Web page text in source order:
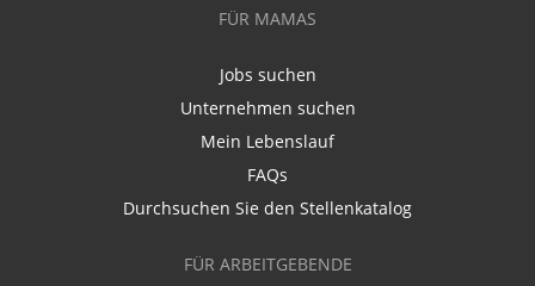
FÜR MAMAS
Jobs suchen
Unternehmen suchen
Mein Lebenslauf
FAQs
Durchsuchen Sie den Stellenkatalog
FÜR ARBEITGEBENDE